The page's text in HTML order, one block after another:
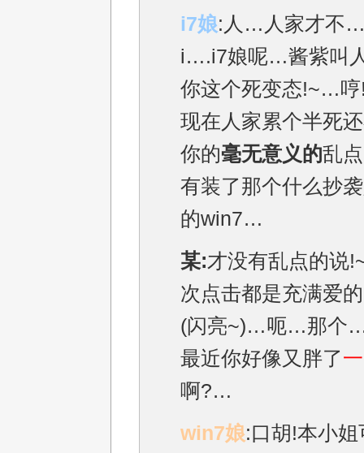
i7娘:人…人家才不
i….i7娘呢…酱紫叫
你这个死变态!~…
现在人家累个半死
你的毫无意义的乱
有装了那个什么抄
的win7…
某:才没有乱点的说
次点击都是充满爱
(闪亮~)…呃…那个
最近你好像又胖了
啊?…
win7娘:口胡!本小